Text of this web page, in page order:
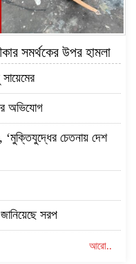
সমর্থকের উপর হামলা
অভিযোগ
‘মুক্তিযুদ্ধের চেতনায় দেশ
জানিয়েছে সরপ
আরো..